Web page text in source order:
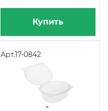
Купить
Арт.17-0842